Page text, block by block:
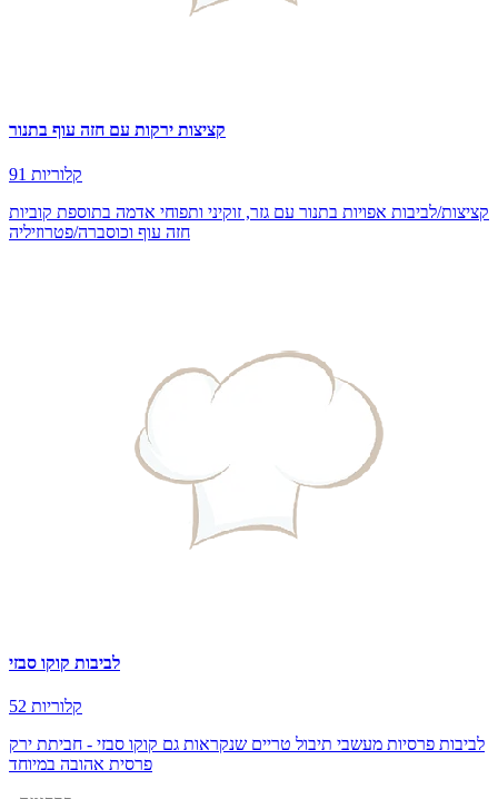
קציצות ירקות עם חזה עוף בתנור
91 קלוריות
קציצות/לביבות אפויות בתנור עם גזר, זוקיני ותפוחי אדמה בתוספת קוביות
חזה עוף וכוסברה/פטרוזיליה
לביבות קוקו סבזי
52 קלוריות
לביבות פרסיות מעשבי תיבול טריים שנקראות גם קוקו סבזי - חביתת ירק
פרסית אהובה במיוחד